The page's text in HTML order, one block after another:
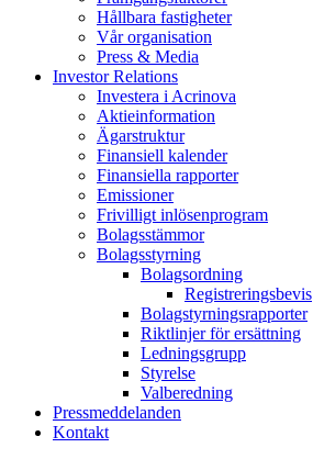
Hållbara fastigheter
Vår organisation
Press & Media
Investor Relations
Investera i Acrinova
Aktieinformation
Ägarstruktur
Finansiell kalender
Finansiella rapporter
Emissioner
Frivilligt inlösenprogram
Bolagsstämmor
Bolagsstyrning
Bolagsordning
Registreringsbevis
Bolagstyrningsrapporter
Riktlinjer för ersättning
Ledningsgrupp
Styrelse
Valberedning
Pressmeddelanden
Kontakt